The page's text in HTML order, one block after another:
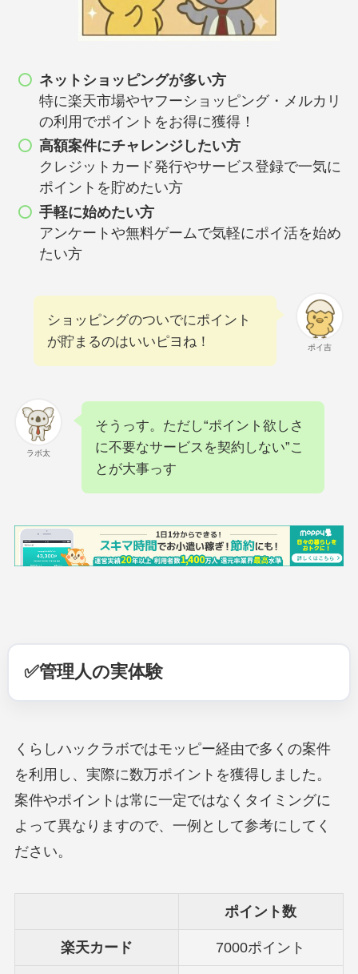
ネットショッピングが多い方
特に楽天市場やヤフーショッピング・メルカリ
の利用でポイントをお得に獲得！
高額案件にチャレンジしたい方
クレジットカード発行やサービス登録で一気に
ポイントを貯めたい方
手軽に始めたい方
アンケートや無料ゲームで気軽にポイ活を始め
たい方
ポイ吉
ショッピングのついでにポイント
が貯まるのはいいピヨね！
ラボ太
そうっす。ただし“ポイント欲しさ
に不要なサービスを契約しない”こ
とが大事っす
✅管理人の実体験
くらしハックラボではモッピー経由で多くの案件
を利用し、実際に数万ポイントを獲得しました。
案件やポイントは常に一定ではなくタイミングに
よって異なりますので、一例として参考にしてく
ださい。
ポイント数
楽天カード 7000ポイント